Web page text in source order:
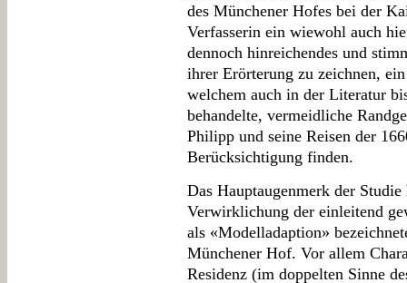
des Münchener Hofes bei der
Verfasserin ein wiewohl auch
dennoch hinreichendes und
ihrer Erörterung zu zeichnen,
welchem auch in der Literatur
behandelte, vermeidliche
Philipp und seine Reisen der
Berücksichtigung finden.
Das Hauptaugenmerk der
Verwirklichung der einleitend
als «Modelladaption»
Münchener Hof. Vor allem
Residenz (im doppelten Sinne